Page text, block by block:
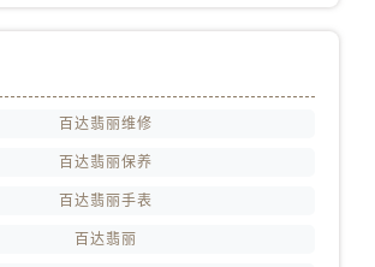
百达翡丽维修
百达翡丽保养
百达翡丽手表
百达翡丽